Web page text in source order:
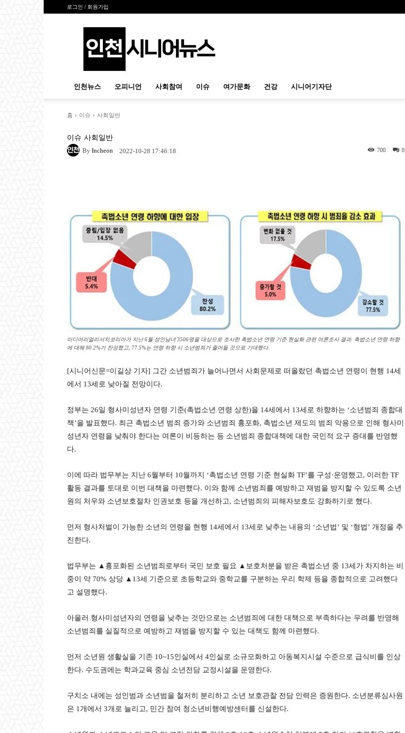
로그인 / 회원가입
시
인천뉴스 오피니언 사회참여 이슈 여가문화 건강 시니어기자단
홈 이슈 사회일반
이슈 사회일반
By Incheon 2022-10-28 17:46:18 0
700
미디어리얼리서치코리아가 지난 6월 성인남녀 3506명을 대상으로 조사한 촉법소년 연령 기준 현실화 관련 여론조사 결과. 촉법소년 연령 하향
에 대해 80.2%가 찬성했고, 77.5%는 연령 하향 시 소년범죄가 줄어들 것으로 기대했다.
[시니어신문=이길상 기자] 그간 소년범죄가 늘어나면서 사회문제로 떠올랐던 촉법소년 연령이 현행 14세
에서 13세로 낮아질 전망이다.
정부는 26일 형사미성년자 연령 기준(촉법소년 연령 상한)을 14세에서 13세로 하향하는 ‘소년범죄 종합대
책’을 발표했다. 최근 촉법소년 범죄 증가와 소년범죄 흉포화, 촉법소년 제도의 범죄 악용으로 인해 형사미
성년자 연령을 낮춰야 한다는 여론이 비등하는 등 소년범죄 종합대책에 대한 국민적 요구 증대를 반영했
다.
이에 따라 법무부는 지난 6월부터 10월까지 ‘촉법소년 연령 기준 현실화 TF’를 구성·운영했고, 이러한 TF
활동 결과를 토대로 이번 대책을 마련했다. 이와 함께 소년범죄를 예방하고 재범을 방지할 수 있도록 소년
원의 처우와 소년보호절차 인권보호 등을 개선하고, 소년범죄의 피해자보호도 강화하기로 했다.
먼저 형사처벌이 가능한 소년의 연령을 현행 14세에서 13세로 낮추는 내용의 ‘소년법’ 및 ‘형법’ 개정을 추
진한다.
법무부는 ▲흉포화된 소년범죄로부터 국민 보호 필요 ▲보호처분을 받은 촉법소년 중 13세가 차지하는 비
중이 약 70% 상당 ▲13세 기준으로 초등학교와 중학교를 구분하는 우리 학제 등을 종합적으로 고려했다
고 설명했다.
아울러 형사미성년자의 연령을 낮추는 것만으로는 소년범죄에 대한 대책으로 부족하다는 우려를 반영해
소년범죄를 실질적으로 예방하고 재범을 방지할 수 있는 대책도 함께 마련했다.
먼저 소년원 생활실을 기존 10~15인실에서 4인실로 소규모화하고 아동복지시설 수준으로 급식비를 인상
한다. 수도권에는 학과교육 중심 소년전담 교정시설을 운영한다.
구치소 내에는 성인범과 소년범을 철저히 분리하고 소년 보호관찰 전담 인력은 증원한다. 소년분류심사원
은 1개에서 3개로 늘리고, 민간 참여 청소년비행예방센터를 신설한다.